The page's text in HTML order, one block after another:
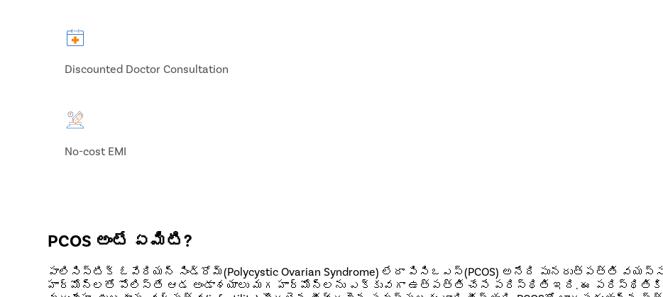
Discounted Doctor Consultation
No-cost EMI
PCOS అంటే ఏమిటి?
పాలిసిస్టిక్ ఓవేరియన్ సిండ్రోమ్(Polycystic Ovarian Syndrome) లేదా పిసిఒఎస్(PCOS) అనేది పునరుత్పత్తి
హార్మోన్లతో పోలిస్తే ఆడ అండాశయాలు మగ హార్మోన్లను ఎక్కువగా ఉత్పత్తి చేసే పరిస్థితి ఇది. ఈ